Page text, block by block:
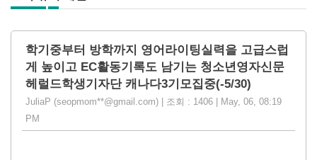
학기중부터 방학까지 영어라이팅실력을 고급스럽
게 높이고 EC활동기록도 남기는 청소년영자신문
헤럴드학생기자단 캐나다3기모집중(-5/30)
JuliaP (seopmom**@gmail.com) | 조회 : 1406 | May, 06, 08:19
PM